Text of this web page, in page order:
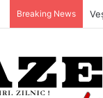
Breaking News